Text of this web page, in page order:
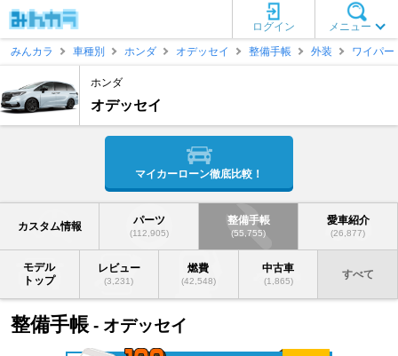
メニュー
ログイン
みんカラ
車種別 ホンダ オデッセイ 整備手帳 外装 ワイパー
ホンダ
オデッセイ
マイカーローン徹底比較！
カスタム情報 パーツ
(112,905)
整備手帳
(55,755)
愛車紹介
(26,877)
モデル
トップ
レビュー
(3,231)
燃費
(42,548)
中古車
(1,865)
すべて
整備手帳 - オデッセイ